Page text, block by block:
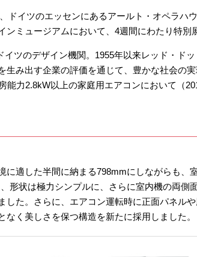
ドイツのエッセンにあるアールト・オペラハ
ンミュージアムにおいて、4週間にわたり特別
ツのデザイン機関。1955年以来レッド・ドッ
生み出す企業の評価を通じて、豊かな社会の実
力2.8kW以上の家庭用エアコンにおいて（
に適した半間に納まる798mmにしながらも、
形状は極力シンプルに、さらに室内機の両側
した。さらに、エアコン運転時に正面パネル
なく美しさを保つ構造を新たに採用しました。